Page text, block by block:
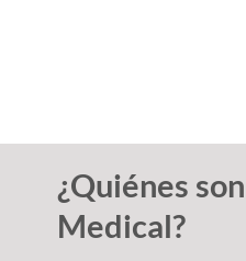
¿Quiénes
Medical?